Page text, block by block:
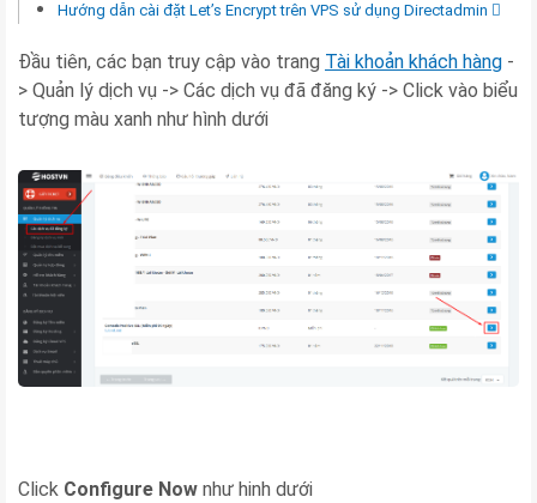
Hướng dẫn cài đặt Let’s Encrypt trên VPS sử dụng Directadmin
Đầu tiên, các bạn truy cập vào trang Tài khoản khách hàng -
> Quản lý dịch vụ -> Các dịch vụ đã đăng ký -> Click vào biểu
tượng màu xanh như hình dưới
Click Configure Now như hinh dưới